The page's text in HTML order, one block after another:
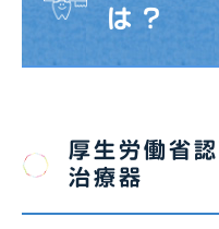
は？
厚生労働省
治療器